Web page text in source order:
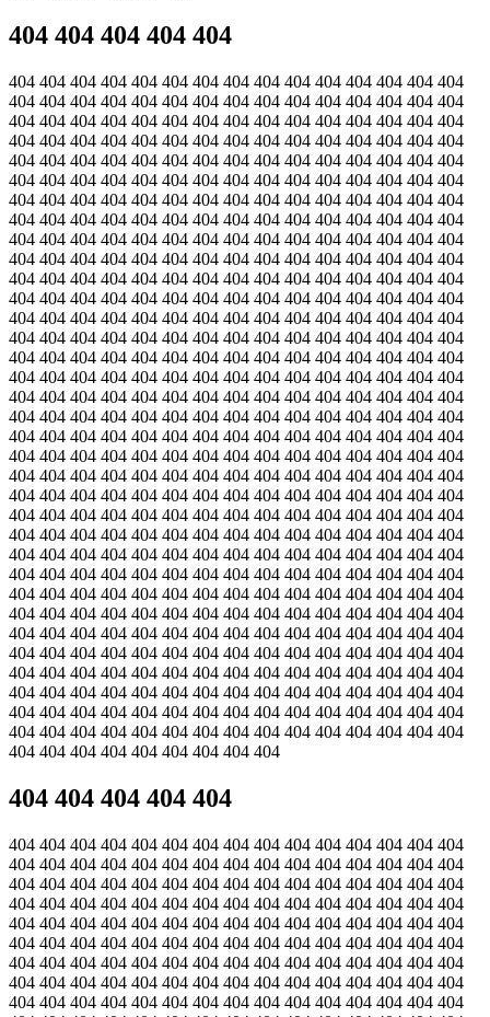
404 404 404 404 404
404 404 404 404 404 404 404 404 404 404 404 404 404 404 404
404 404 404 404 404 404 404 404 404 404 404 404 404 404 404
404 404 404 404 404 404 404 404 404 404 404 404 404 404 404
404 404 404 404 404 404 404 404 404 404 404 404 404 404 404
404 404 404 404 404 404 404 404 404 404 404 404 404 404 404
404 404 404 404 404 404 404 404 404 404 404 404 404 404 404
404 404 404 404 404 404 404 404 404 404 404 404 404 404 404
404 404 404 404 404 404 404 404 404 404 404 404 404 404 404
404 404 404 404 404 404 404 404 404 404 404 404 404 404 404
404 404 404 404 404 404 404 404 404 404 404 404 404 404 404
404 404 404 404 404 404 404 404 404 404 404 404 404 404 404
404 404 404 404 404 404 404 404 404 404 404 404 404 404 404
404 404 404 404 404 404 404 404 404 404 404 404 404 404 404
404 404 404 404 404 404 404 404 404 404 404 404 404 404 404
404 404 404 404 404 404 404 404 404 404 404 404 404 404 404
404 404 404 404 404 404 404 404 404 404 404 404 404 404 404
404 404 404 404 404 404 404 404 404 404 404 404 404 404 404
404 404 404 404 404 404 404 404 404 404 404 404 404 404 404
404 404 404 404 404 404 404 404 404 404 404 404 404 404 404
404 404 404 404 404 404 404 404 404 404 404 404 404 404 404
404 404 404 404 404 404 404 404 404 404 404 404 404 404 404
404 404 404 404 404 404 404 404 404 404 404 404 404 404 404
404 404 404 404 404 404 404 404 404 404 404 404 404 404 404
404 404 404 404 404 404 404 404 404 404 404 404 404 404 404
404 404 404 404 404 404 404 404 404 404 404 404 404 404 404
404 404 404 404 404 404 404 404 404 404 404 404 404 404 404
404 404 404 404 404 404 404 404 404 404 404 404 404 404 404
404 404 404 404 404 404 404 404 404 404 404 404 404 404 404
404 404 404 404 404 404 404 404 404 404 404 404 404 404 404
404 404 404 404 404 404 404 404 404 404 404 404 404 404 404
404 404 404 404 404 404 404 404 404 404 404 404 404 404 404
404 404 404 404 404 404 404 404 404 404 404 404 404 404 404
404 404 404 404 404 404 404 404 404 404 404 404 404 404 404
404 404 404 404 404 404 404 404 404 404 404 404 404 404 404
404 404 404 404 404 404 404 404 404
404 404 404 404 404
404 404 404 404 404 404 404 404 404 404 404 404 404 404 404
404 404 404 404 404 404 404 404 404 404 404 404 404 404 404
404 404 404 404 404 404 404 404 404 404 404 404 404 404 404
404 404 404 404 404 404 404 404 404 404 404 404 404 404 404
404 404 404 404 404 404 404 404 404 404 404 404 404 404 404
404 404 404 404 404 404 404 404 404 404 404 404 404 404 404
404 404 404 404 404 404 404 404 404 404 404 404 404 404 404
404 404 404 404 404 404 404 404 404 404 404 404 404 404 404
404 404 404 404 404 404 404 404 404 404 404 404 404 404 404